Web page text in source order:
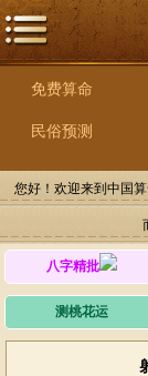
免费算命
民俗预测
您好！欢迎来到中国
八字精批
测桃花运